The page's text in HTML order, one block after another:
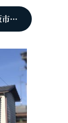
屋上防水工事・外壁塗装 大阪市都島区 A様